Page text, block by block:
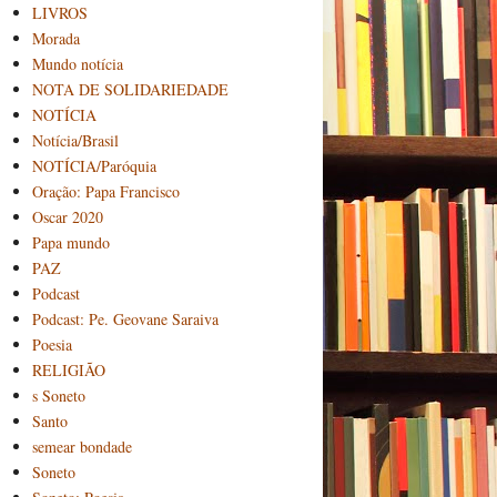
LIVROS
Morada
Mundo notícia
NOTA DE SOLIDARIEDADE
NOTÍCIA
Notícia/Brasil
NOTÍCIA/Paróquia
Oração: Papa Francisco
Oscar 2020
Papa mundo
PAZ
Podcast
Podcast: Pe. Geovane Saraiva
Poesia
RELIGIÃO
s Soneto
Santo
semear bondade
Soneto